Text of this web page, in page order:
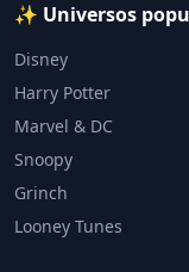
✨ Universos
Disney
Harry Potter
Marvel & DC
Snoopy
Grinch
Looney Tunes